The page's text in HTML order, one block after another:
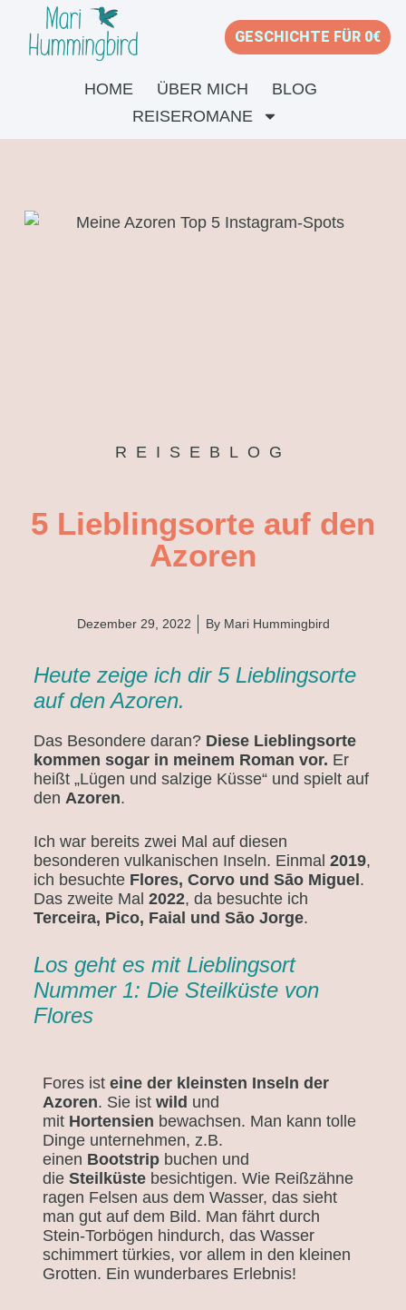
GESCHICHTE FÜR 0€
HOME ÜBER MICH
BLOG
REISEROMANE
REISEBLOG
5 Lieblingsorte auf den
Azoren
Dezember 29, 2022 ByMari Hummingbird
Heute zeige ich dir 5 Lieblingsorte
auf den Azoren.
Das Besondere daran? Diese Lieblingsorte
kommen sogar in meinem Roman vor. Er
heißt „Lügen und salzige Küsse“ und spielt auf
den Azoren.
Ich war bereits zwei Mal auf diesen
besonderen vulkanischen Inseln. Einmal 2019,
ich besuchte Flores, Corvo und Sāo Miguel.
Das zweite Mal 2022, da besuchte ich
Terceira, Pico, Faial und Sāo Jorge.
Los geht es mit Lieblingsort
Nummer 1: Die Steilküste von
Flores
Fores ist eine der kleinsten Inseln der
Azoren. Sie ist wild und
mit Hortensien bewachsen. Man kann tolle
Dinge unternehmen, z.B.
einen Bootstripbuchen und
die Steilküstebesichtigen. Wie Reißzähne
ragen Felsen aus dem Wasser, das sieht
man gut auf dem Bild. Man fährt durch
Stein-Torbögen hindurch, das Wasser
schimmert türkies, vor allem in den kleinen
Grotten. Ein wunderbares Erlebnis!